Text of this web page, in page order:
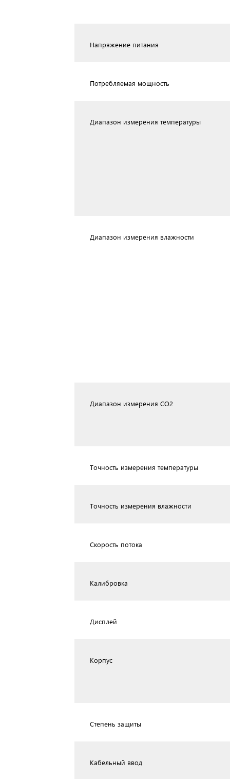
Напряжение питания
Потребляемая мощность
Диапазон измерения температуры
Диапазон измерения влажности
Диапазон измерения CO2
Точность измерения температуры
Точность измерения влажности
Скорость потока
Калибровка
Дисплей
Корпус
Степень защиты
Кабельный ввод